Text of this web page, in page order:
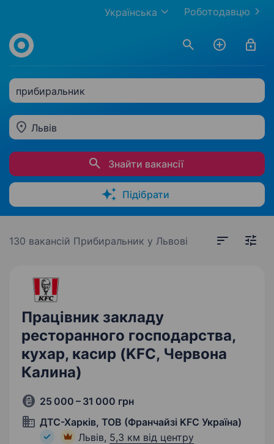
Роботодавцю
Українська
прибиральник
Львів
Знайти вакансії
Підібрати
130 вакансій Прибиральник у Львові
Працівник закладу
ресторанного господарства,
кухар, касир (KFC, Червона
Калина)
25 000 – 31 000 грн
ДТС-Харків, ТОВ (Франчайзі KFC Україна)
Львів, 5,3 км від центру